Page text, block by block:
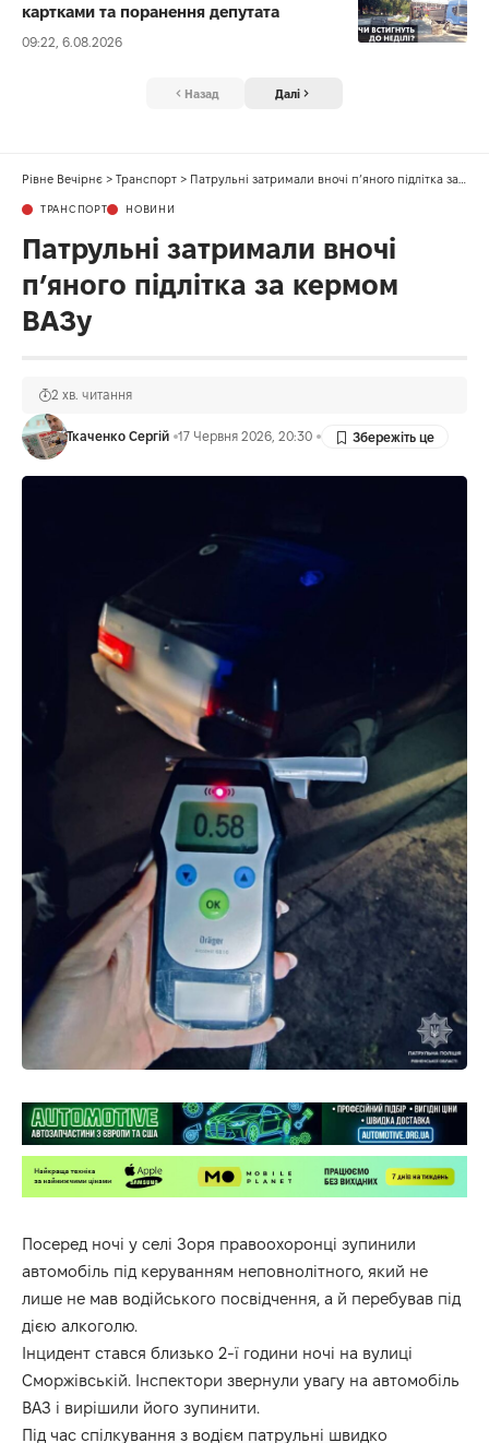
картками та поранення депутата
09:22, 6.08.2026
Назад Далі
Рівне Вечірнє > Транспорт > Патрульні затримали вночі п’яного підлітка за кермом ВАЗу
ТРАНСПОРТ НОВИНИ
Патрульні затримали вночі
п’яного підлітка за кермом
ВАЗу
Ткаченко Сергій 17 Червня 2026, 20:30
2 хв. читання
Посеред ночі у селі Зоря правоохоронці зупинили
автомобіль під керуванням неповнолітного, який не
лише не мав водійського посвідчення, а й перебував під
дією алкоголю.
Інцидент стався близько 2-ї години ночі на вулиці
Сморжівській. Інспектори звернули увагу на автомобіль
ВАЗ і вирішили його зупинити.
Під час спілкування з водієм патрульні швидко